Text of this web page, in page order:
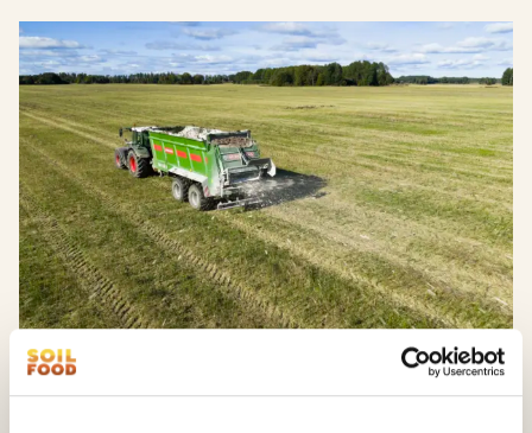
Baskalk är det stabila valet för långsiktig